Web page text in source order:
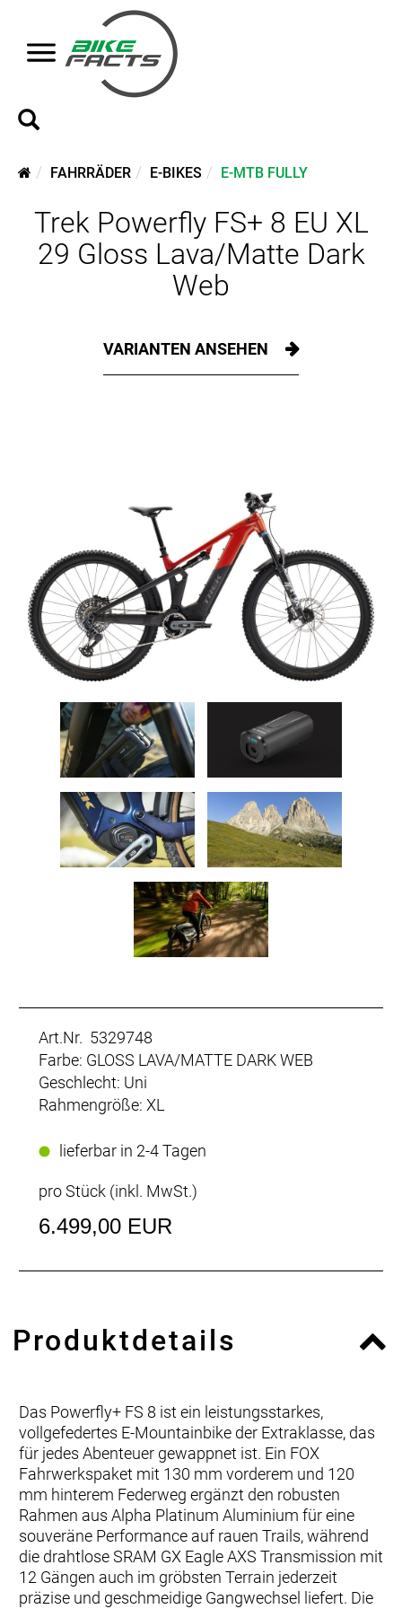
FAHRRÄDER E-BIKES E-MTB FULLY
Trek Powerfly FS+ 8 EU XL
29 Gloss Lava/Matte Dark
Web
VARIANTEN ANSEHEN
Art.Nr. 5329748
Farbe: GLOSS LAVA/MATTE DARK WEB
Geschlecht: Uni
Rahmengröße: XL
lieferbar in 2-4 Tagen
pro Stück (inkl. MwSt.)
6.499,00 EUR
Produktdetails
Das Powerfly+ FS 8 ist ein leistungsstarkes,
vollgefedertes E-Mountainbike der Extraklasse, das
für jedes Abenteuer gewappnet ist. Ein FOX
Fahrwerkspaket mit 130 mm vorderem und 120
mm hinterem Federweg ergänzt den robusten
Rahmen aus Alpha Platinum Aluminium für eine
souveräne Performance auf rauen Trails, während
die drahtlose SRAM GX Eagle AXS Transmission mit
12 Gängen auch im gröbsten Terrain jederzeit
präzise und geschmeidige Gangwechsel liefert. Die